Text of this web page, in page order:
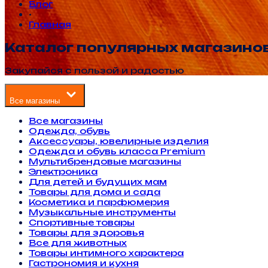
Блог
•
Главная
Каталог популярных
Закупайся с пользой и радостью
Все магазины
Все магазины
Одежда, обувь
Аксессуары, ювелирные изделия
Одежда и обувь класса Premium
Мультибрендовые магазины
Электроника
Для детей и будущих мам
Товары для дома и сада
Косметика и парфюмерия
Музыкальные инструменты
Спортивные товары
Товары для здоровья
Все для животных
Товары интимного характера
Гастрономия и кухня